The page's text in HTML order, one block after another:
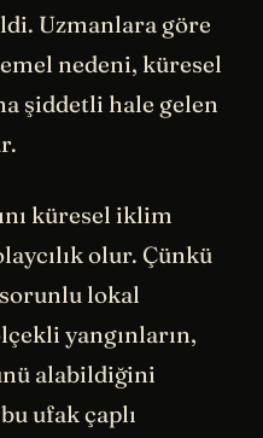
Uzmanlara göre
nedeni, küresel
şiddetli hale gelen
küresel iklim
olur. Çünkü
lokal
yangınların,
alabildiğini
ufak çaplı